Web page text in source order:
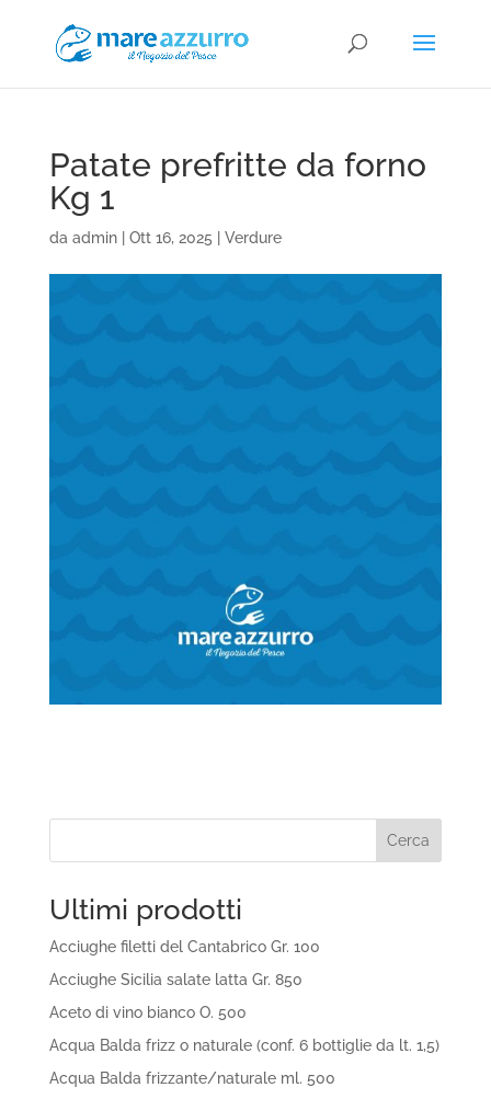
Patate prefritte da forno
Kg 1
da admin| Ott 16, 2025 Verdure
Cerca
Ultimi prodotti
Acciughe filetti del Cantabrico Gr. 100
Acciughe Sicilia salate latta Gr. 850
Aceto di vino bianco O. 500
Acqua Balda frizz o naturale (conf. 6 bottiglie da lt. 1,5)
Acqua Balda frizzante/naturale ml. 500